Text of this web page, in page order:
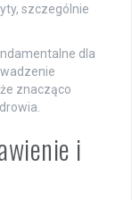
szczególnie
dla
znacząco
i